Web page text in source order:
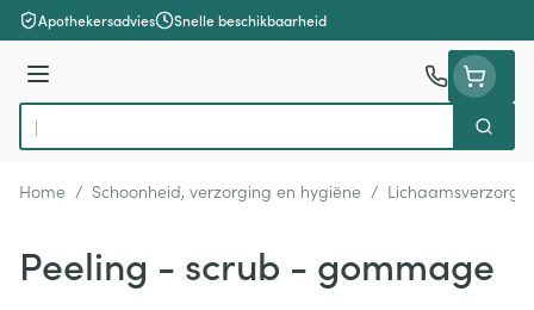
Ga naar de inhoud
Apothekersadvies Snelle beschikbaarheid
Menu
Product, merk, categorie...
Zoek
Home / Schoonheid, verzorging en hygiëne /
Peeling - scrub - gommage